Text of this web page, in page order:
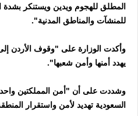
المطلق للهجوم ويدين ويستنكر بشدة
للمنشآت والمناطق المدنية".
وأكدت الوزارة على "وقوف الأردن
يهدد أمنها وأمن شعبها".
وشددت على أن "أمن المملكتين واحد
السعودية تهديد لأمن واستقرار